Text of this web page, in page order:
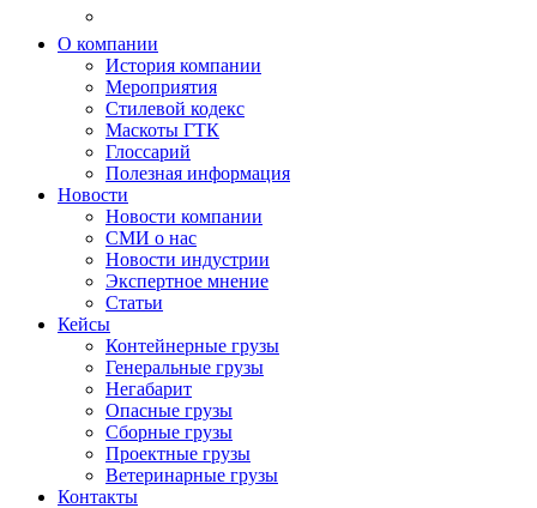
О компании
История компании
Мероприятия
Стилевой кодекс
Маскоты ГТК
Глоссарий
Полезная информация
Новости
Новости компании
СМИ о нас
Новости индустрии
Экспертное мнение
Статьи
Кейсы
Контейнерные грузы
Генеральные грузы
Негабарит
Опасные грузы
Сборные грузы
Проектные грузы
Ветеринарные грузы
Контакты